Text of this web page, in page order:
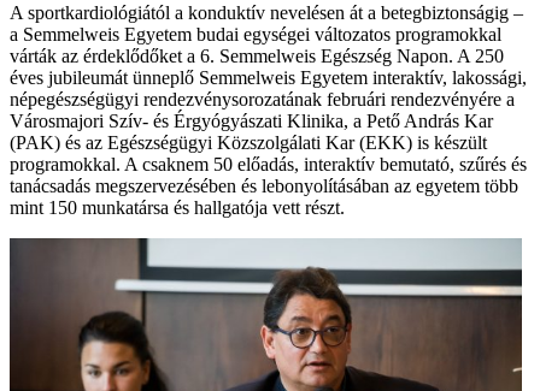
A sportkardiológiától a konduktív nevelésen át a betegbiztonságig –
a Semmelweis Egyetem budai egységei változatos programokkal
várták az érdeklődőket a 6. Semmelweis Egészség Napon. A 250
éves jubileumát ünneplő Semmelweis Egyetem interaktív, lakossági,
népegészségügyi rendezvénysorozatának februári rendezvényére a
Városmajori Szív- és Érgyógyászati Klinika, a Pető András Kar
(PAK) és az Egészségügyi Közszolgálati Kar (EKK) is készült
programokkal. A csaknem 50 előadás, interaktív bemutató, szűrés és
tanácsadás megszervezésében és lebonyolításában az egyetem több
mint 150 munkatársa és hallgatója vett részt.